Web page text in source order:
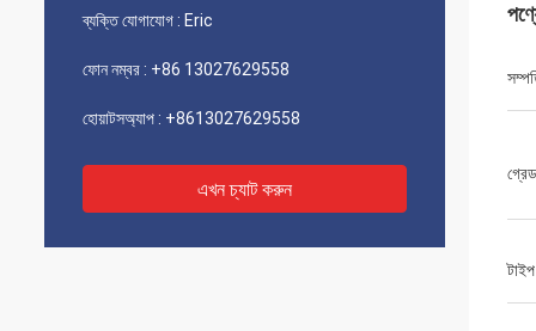
ব্যক্তি যোগাযোগ : Eric
ফোন নম্বর : +86 13027629558
হোয়াটসঅ্যাপ : +8613027629558
এখন চ্যাট করুন
গ্রেড
টাইপ